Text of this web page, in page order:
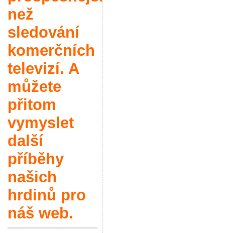
než
sledování
komerčních
televizí. A
můžete
přitom
vymyslet
další
příběhy
našich
hrdinů pro
náš web.